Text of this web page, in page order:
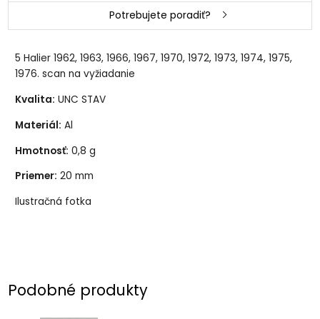
Potrebujete poradiť?
5 Halier 1962, 1963, 1966, 1967, 1970, 1972, 1973, 1974, 1975,
1976. scan na vyžiadanie
Kvalita: UNC STAV
Materiál: Al
Hmotnosť: 0,8 g
Priemer: 20 mm
Ilustračná fotka
Podobné produkty